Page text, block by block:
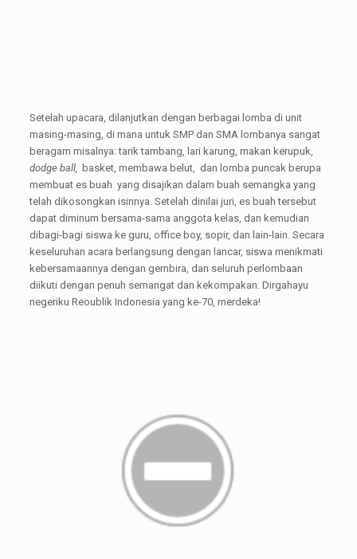
Setelah upacara, dilanjutkan dengan berbagai lomba di unit
masing-masing, di mana untuk SMP dan SMA lombanya sangat
beragam misalnya: tarik tambang, lari karung, makan kerupuk,
dodge ball, basket, membawa belut, dan lomba puncak berupa
membuat es buah yang disajikan dalam buah semangka yang
telah dikosongkan isinnya. Setelah dinilai juri, es buah tersebut
dapat diminum bersama-sama anggota kelas, dan kemudian
dibagi-bagi siswa ke guru, office boy, sopir, dan lain-lain. Secara
keseluruhan acara berlangsung dengan lancar, siswa menikmati
kebersamaannya dengan gembira, dan seluruh perlombaan
diikuti dengan penuh semangat dan kekompakan. Dirgahayu
negeriku Reoublik Indonesia yang ke-70, merdeka!